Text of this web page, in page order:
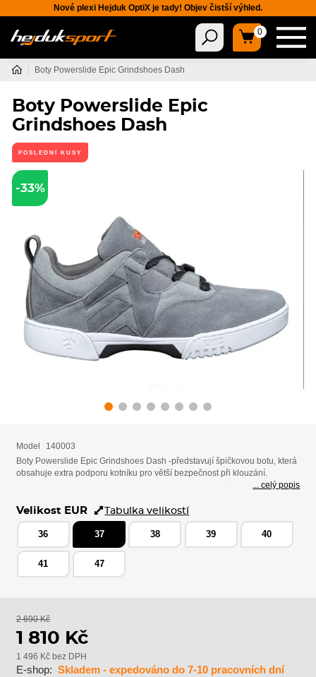
Nové plexi Hejduk OptiX je tady! Objev čistší výhled.
0
Boty Powerslide Epic Grindshoes Dash
Boty Powerslide Epic
Grindshoes Dash
POSLEDNÍ KUSY
-33%
Model
140003
Boty Powerslide Epic Grindshoes Dash -představují špičkovou botu, která
obsahuje extra podporu kotníku pro větší bezpečnost při klouzání.
... celý popis
Velikost EUR Tabulka velikostí
36 37 38 39 40
41 47
2 690 Kč
1 810 Kč
1 496 Kč bez DPH
E-shop: Skladem - expedováno do 7-10 pracovních dní